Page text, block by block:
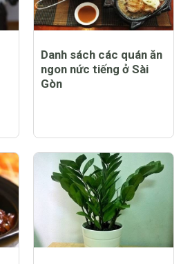
Danh sách các quán ăn
ngon nức tiếng ở Sài
Gòn